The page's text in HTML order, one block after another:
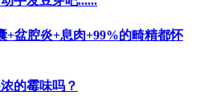
+盆腔炎+息肉+99%的畸精都怀
的霉味吗？